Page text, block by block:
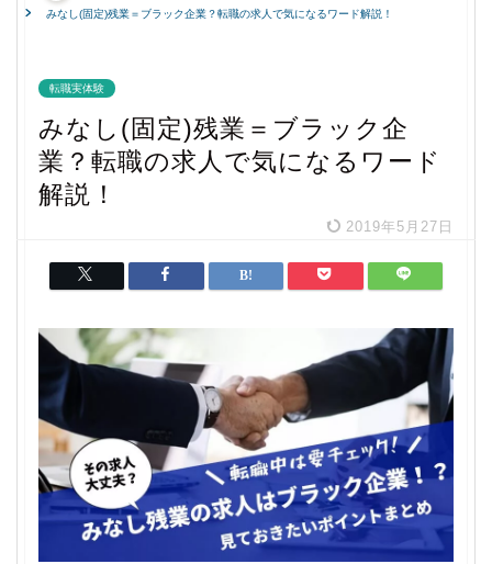
みなし(固定)残業＝ブラック企業？転職の求人で気になるワード解説！
転職実体験
みなし(固定)残業＝ブラック企
業？転職の求人で気になるワード
解説！
2019年5月27日